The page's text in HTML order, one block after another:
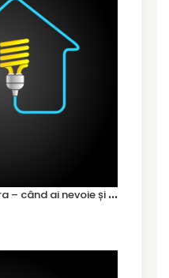
C
urent trifazic în Timișoara – când ai nevoie și cum îl alegi